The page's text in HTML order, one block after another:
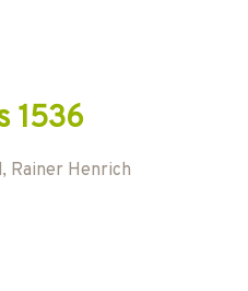
1536
, Rainer Henrich